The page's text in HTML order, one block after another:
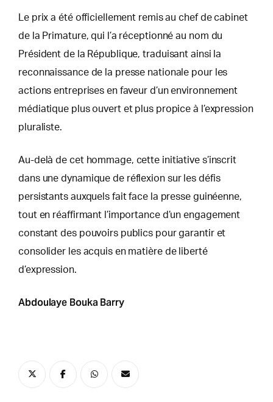
Le prix a été officiellement remis au chef de cabinet
de la Primature, qui l’a réceptionné au nom du
Président de la République, traduisant ainsi la
reconnaissance de la presse nationale pour les
actions entreprises en faveur d’un environnement
médiatique plus ouvert et plus propice à l’expression
pluraliste.
Au-delà de cet hommage, cette initiative s’inscrit
dans une dynamique de réflexion sur les défis
persistants auxquels fait face la presse guinéenne,
tout en réaffirmant l’importance d’un engagement
constant des pouvoirs publics pour garantir et
consolider les acquis en matière de liberté
d’expression.
Abdoulaye Bouka Barry